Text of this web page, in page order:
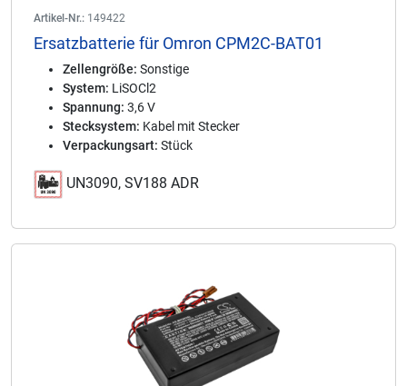
Artikel-Nr.: 149422
Ersatzbatterie für Omron CPM2C-BAT01
Zellengröße: Sonstige
System: LiSOCl2
Spannung: 3,6 V
Stecksystem: Kabel mit Stecker
Verpackungsart: Stück
UN3090, SV188 ADR